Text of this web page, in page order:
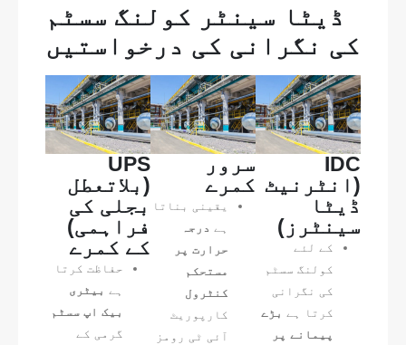
ڈیٹا سینٹر کولنگ سسٹم
کی نگرانی کی درخواستیں
IDC
(انٹرنیٹ
ڈیٹا
سینٹرز)
کے لئے
کولنگ سسٹم
کی نگرانی
کرتا ہے بڑے
پیمانے پر
سرور
کمرے
یقینی بناتا
ہے درجہ
حرارت پر
مستحکم
کنٹرول
کارپوریٹ
آئی ٹی رومز
UPS
(بلاتعطل
بجلی کی
فراہمی)
کے کمرے
حفاظت کرتا
ہے بیٹری
بیک اپ سسٹم
گرمی کے